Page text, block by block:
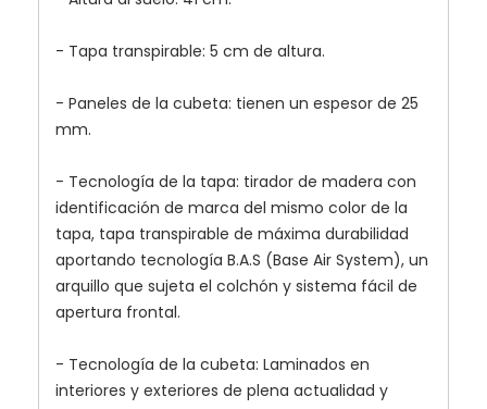
- Tapa transpirable: 5 cm de altura.
- Paneles de la cubeta: tienen un espesor de 25
mm.
- Tecnología de la tapa: tirador de madera con
identificación de marca del mismo color de la
tapa, tapa transpirable de máxima durabilidad
aportando tecnología B.A.S (Base Air System), un
arquillo que sujeta el colchón y sistema fácil de
apertura frontal.
- Tecnología de la cubeta: Laminados en
interiores y exteriores de plena actualidad y